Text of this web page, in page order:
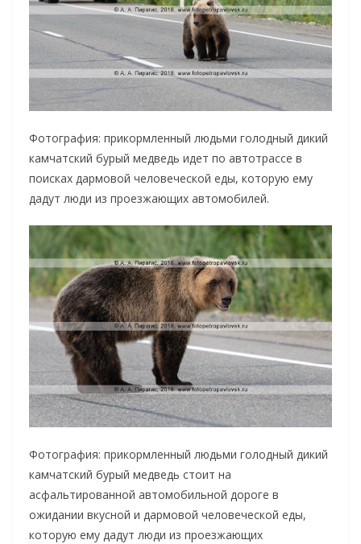
Фотография: прикормленный людьми голодный дикий
камчатский бурый медведь идет по автотрассе в
поисках дармовой человеческой еды, которую ему
дадут люди из проезжающих автомобилей.
Фотография: прикормленный людьми голодный дикий
камчатский бурый медведь стоит на
асфальтированной автомобильной дороге в
ожидании вкусной и дармовой человеческой еды,
которую ему дадут люди из проезжающих